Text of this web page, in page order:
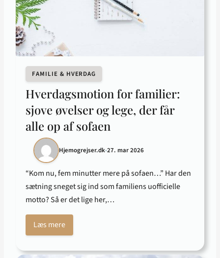
FAMILIE & HVERDAG
Hverdagsmotion for familier:
sjove øvelser og lege, der får
alle op af sofaen
Hjemogrejser.dk•27. mar 2026
“Kom nu, fem minutter mere på sofaen…” Har den
sætning sneget sig ind som familiens uofficielle
motto? Så er det lige her,…
Læs mere